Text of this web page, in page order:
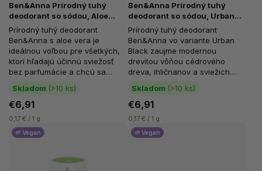
Ben&Anna Prírodný tuhý
deodorant so sódou, Aloe
Vera, bez parfumácie, 40 g
Skladom (>10 ks)
€6,91
0,17 € / 1 g
Prírodný tuhý deodorant
Ben&Anna s aloe vera je
ideálnou voľbou pre všetkých,
ktorí hľadajú účinnú sviežosť
bez parfumácie a chcú sa
vyhnúť vôňam aj esenciálnym
olejom....
Ben&Anna Prírodný tuhý
deodorant so sódou, Urban
Black, 40 g
Skladom (>10 ks)
€6,91
0,17 € / 1 g
Prírodný tuhý deodorant
Ben&Anna vo variante Urban
Black zaujme modernou
drevitou vôňou cédrového
dreva, ihličnanov a sviežich
lesných bylín. Spája uzemňujúci,
jemne mužný...
🌱 Vegan 🌱 Vegan